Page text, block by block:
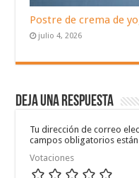
Postre de crema de
julio 4, 2026
Deja una respuesta
Tu dirección de correo
campos obligatorios
Votaciones